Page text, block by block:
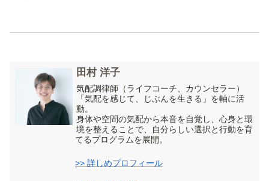
田村 洋子
気配調律師（ライフコーチ、カウンセラー）
「気配を感じて、じぶんを生きる」を軸に活
動。
身体や空間の気配から本音を自覚し、心身と環
境を整えることで、自分らしい選択と行動を育
てるプログラムを展開。
>> 詳しめプロフィール